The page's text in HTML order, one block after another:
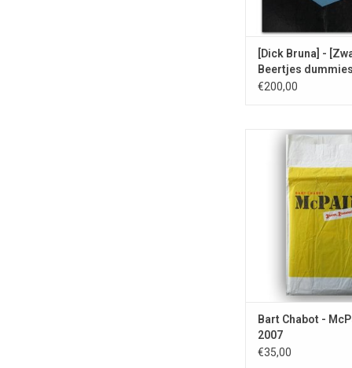
[Dick Bruna] -
Beertjes
€200,00
Compleet met de
door Bart
TOEVOEGEN AAN
Bart Chabot -
2007
€35,00